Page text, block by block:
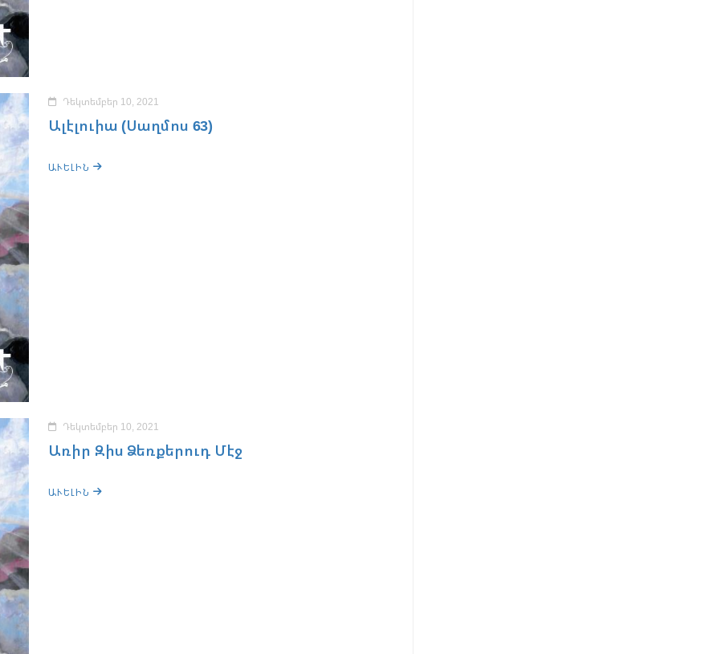
Դեկտեմբեր 10, 2021
Ալէլուիա (Սաղմոս 63)
ԱՒԵԼԻՆ
Դեկտեմբեր 10, 2021
Առիր Զիս Ձեռքերուդ Մէջ
ԱՒԵԼԻՆ